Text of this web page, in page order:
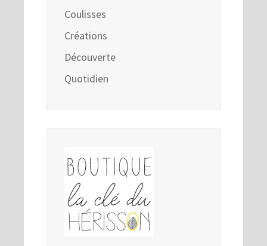
Coulisses
Créations
Découverte
Quotidien